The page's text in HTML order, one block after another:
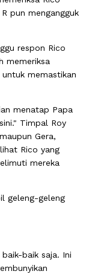
pun mengangguk
respon Rico
memeriksa
memastikan
menatap Papa
Timpal Roy
Gera,
Rico yang
mereka
geleng-geleng
baik saja. Ini